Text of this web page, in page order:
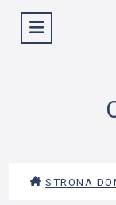
Wyświetl
STRONA